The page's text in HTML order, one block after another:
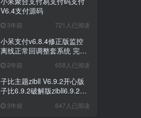
V6.4支付源码
3年前 721人已阅读
小呆支付v6.8.4修正版监控
离线正常回调整套系统 完美
运营版
2年前 658人已阅读
子比主题zibll V6.9.2开心版
子比6.9.2破解版zibll6.9.2
3年前 647人已阅读
V6.4支付源码
3年前 721人已阅读
小呆支付v6.8.4修正版监控
离线正常回调整套系统 完美
运营版
2年前 658人已阅读
子比主题zibll V6.9.2开心版
子比6.9.2破解版zibll6.9.2
3年前 647人已阅读